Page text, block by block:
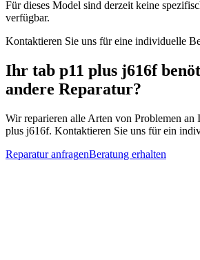
Für dieses Model sind derzeit keine
verfügbar.
Kontaktieren Sie uns für eine individuelle
Ihr tab p11 plus j616f
andere Reparatur?
Wir reparieren alle Arten von Problemen an
plus j616f. Kontaktieren Sie uns für ein
Reparatur anfragenBeratung erhalten